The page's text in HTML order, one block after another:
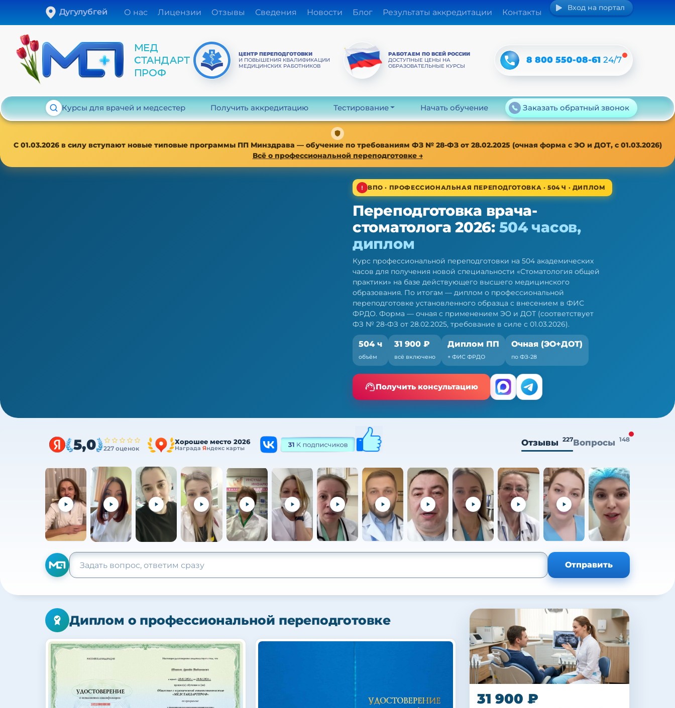
Дугулубгей О нас Лицензии Отзывы Сведения Новости Блог Результаты аккредитации Контакты
Вход на портал
ЦЕНТР ПЕРЕПОДГОТОВКИ
И ПОВЫШЕНИЯ КВАЛИФИКАЦИИ
МЕДИЦИНСКИХ РАБОТНИКОВ
РАБОТАЕМ ПО ВСЕЙ РОССИИ
ДОСТУПНЫЕ ЦЕНЫ НА
ОБРАЗОВАТЕЛЬНЫЕ КУРСЫ
8 800 550-08-6124/7
Курсы для врачей и медсестер Получить аккредитацию Тестирование Начать обучение Заказать обратный звонок
С 01.03.2026 в силу вступают новые типовые программы ПП Минздрава — обучение по требованиям ФЗ № 28-ФЗ от 28.02.2025 (очная форма с ЭО и ДОТ, с 01.03.2026)
Всё о профессиональной переподготовке →
ВПО · ПРОФЕССИОНАЛЬНАЯ ПЕРЕПОДГОТОВКА · 504 Ч · ДИПЛОМ
Переподготовка врача-
стоматолога 2026: 504 часов,
диплом
Курс профессиональной переподготовки на 504 академических
часов для получения новой специальности «Стоматология общей
практики» на базе действующего высшего медицинского
образования. По итогам — диплом о профессиональной
переподготовке установленного образца с внесением в ФИС
ФРДО. Форма — очная с применением ЭО и ДОТ (соответствует
ФЗ № 28-ФЗ от 28.02.2025, требование в силе с 01.03.2026).
504 ч
объём
31 900 ₽
всё включено
Диплом ПП
+ ФИС ФРДО
Очная (ЭО+ДОТ)
по ФЗ-28
Получить консультацию
5,0 227 оценок
Хорошее место 2026
НаградаЯндекс карты
Отзывы 227Вопросы 148
Отправить
Диплом о профессиональной переподготовке
31 900 ₽